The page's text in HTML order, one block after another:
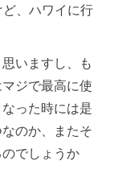
、ハワイに行
いますし、も
ジで最高に使
った時には是
のか、またそ
でしょうか